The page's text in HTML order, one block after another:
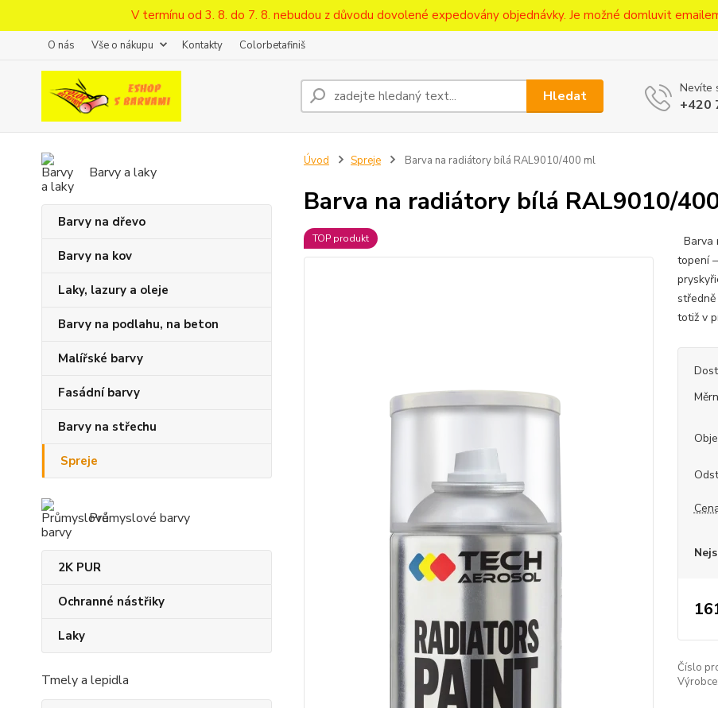
V termínu od 3. 8. do 7. 8. nebudou z důvodu dovolené expedovány objednávky. Je možné domluvit
O nás Vše o nákupu Kontakty Colorbetafiniš
Hledat Nevíte
+420
Barvy a laky
Barvy na dřevo
Barvy na kov
Laky, lazury a oleje
Barvy na podlahu, na beton
Malířské barvy
Fasádní barvy
Barvy na střechu
Spreje
Průmyslové barvy
2K PUR
Ochranné nástřiky
Laky
Tmely a lepidla
Úvod Spreje Barva na radiátory bílá RAL9010/400 ml
Barva na radiátory bílá RAL9010/
TOP produkt
Barva
topení
totiž v
Číslo
Výrobce: